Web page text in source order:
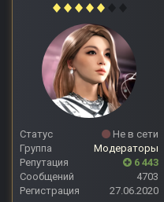
Статус
Не в сети
Группа
Модераторы
Репутация
6 443
Сообщений
4703
Регистрация
27.06.2020